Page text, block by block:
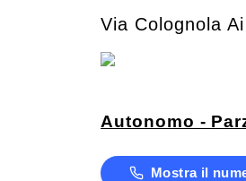
Via Colognola
Autonomo -
Mostra il